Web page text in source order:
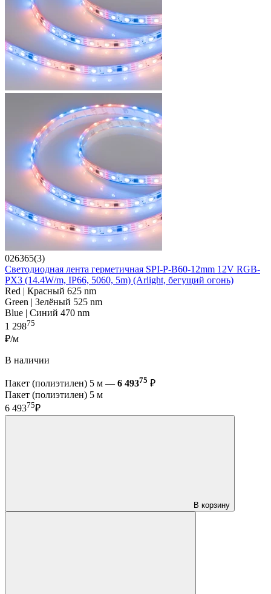
026365(3)
Светодиодная лента герметичная SPI-P-B60-12mm 12V RGB-
PX3 (14.4W/m, IP66, 5060, 5m) (Arlight, бегущий огонь)
Red | Красный 625 nm
Green | Зелёный 525 nm
Blue | Синий 470 nm
1 29875
₽/м
В наличии
Пакет (полиэтилен) 5 м — 6 49375 ₽
Пакет (полиэтилен) 5 м
6 49375₽
В корзину